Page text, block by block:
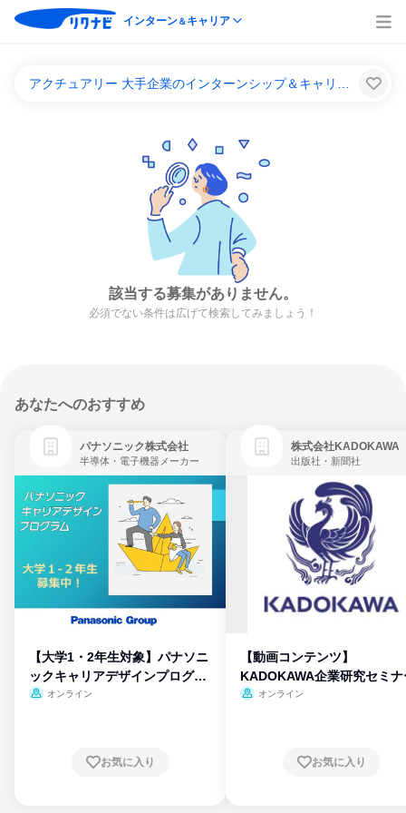
インターン＆キャリア
該当する募集がありません。
必須でない条件は広げて検索してみましょう！
あなたへのおすすめ
パナソニック株式会社
半導体・電子機器メーカー
【大学1・2年生対象】パナソニ
ックキャリアデザインプログラ
ム
オンライン
お気に入り
株式会社KADOKAWA
出版社・新聞社
【動画コンテンツ】
KADOKAWA企業研究セミナ
オンライン
お気に入り